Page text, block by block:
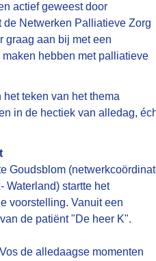
actief geweest door
Netwerken Palliatieve Zorg
graag aan bij met een
hebben met palliatieve
teken van het thema
in de hectiek van alledag,
Goudsblom
Waterland) startte het
voorstelling. Vanuit een
de patiënt "De heer K".
de alledaagse momenten